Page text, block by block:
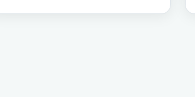
czynnikami i wykorzystaj je w